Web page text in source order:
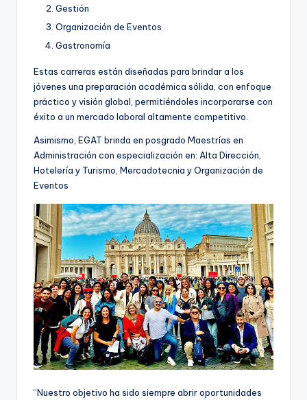
Gestión
Organización de Eventos
Gastronomía
Estas carreras están diseñadas para brindar a los
jóvenes una preparación académica sólida, con enfoque
práctico y visión global, permitiéndoles incorporarse con
éxito a un mercado laboral altamente competitivo.
Asimismo, EGAT brinda en posgrado Maestrías en
Administración con especialización en: Alta Dirección,
Hotelería y Turismo, Mercadotecnia y Organización de
Eventos
“Nuestro objetivo ha sido siempre abrir oportunidades